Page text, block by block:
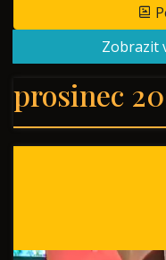
Zobrazit
prosinec